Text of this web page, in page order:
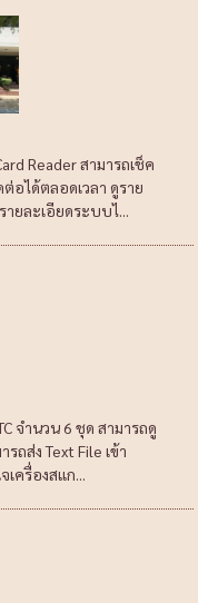
Reader สามารถเช็ค
อได้ตลอดเวลา ดูราย
ยละเอียดระบบไ...
จำนวน 6 ชุด สามารถดู
ถส่ง Text File เข้า
เครื่องสแก...